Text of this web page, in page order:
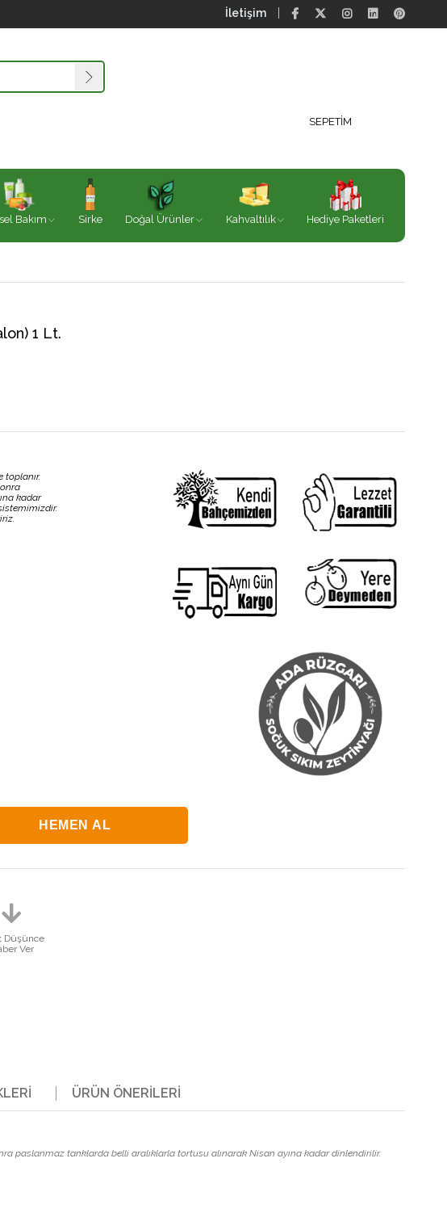
İletişim
SEPETIM
Bakım Sirke Doğal Ürünler Kahvaltılık Hediye Paketleri
1 Lt.
toplanır.
kadar
Düşünce
Ver
ÜRÜN ÖNERILERI
paslanmaz tanklarda belli aralıklarla tortusu alınarak Nisan ayına kadar dinlendirilir.